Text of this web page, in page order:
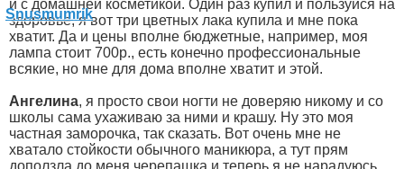
и с домашней косметикой. Один раз купил и пользуйся на
здоровье, я вот три цветных лака купила и мне пока
хватит. Да и цены вполне бюджетные, например, моя
лампа стоит 700р., есть конечно профессиональные
всякие, но мне для дома вполне хватит и этой.
Ангелина, я просто свои ногти не доверяю никому и со
школы сама ухаживаю за ними и крашу. Ну это моя
частная заморочка, так сказать. Вот очень мне не
хватало стойкости обычного маникюра, а тут прям